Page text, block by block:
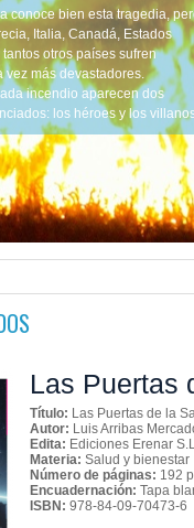
conoce bien esta tragedia,
Italia, Canadá, Estados
otros países sufren
vez más devastadores.
incendio aparecen dos
los héroes y los
Las Puertas
Título: Las Puertas de la
Autor: Luis Arribas
Edita: Ediciones Erenar
Materia: Salud y bienestar
Número de páginas: 192
Encuadernación: Tapa
ISBN: 978-84-09-70473-6